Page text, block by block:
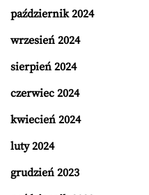
październik 2024
wrzesień 2024
sierpień 2024
czerwiec 2024
kwiecień 2024
luty 2024
grudzień 2023